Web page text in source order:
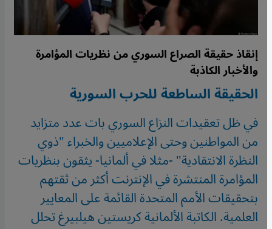
إنقاذ حقيقة الصراع السوري من نظريات المؤامرة
والأخبار الكاذبة
الحقيقة الساطعة للحرب السورية
في ظل تعقيدات النزاع السوري بات عدد متزايد
من المواطنين وحتى الإعلاميين والخبراء "ذوي
النظرة الانتقادية" -مثلا في ألمانيا- يثقون بنظريات
المؤامرة المنتشرة في الإنترنت أكثر من ثقتهم
بتحقيقات الأمم المتحدة القائمة على المعايير
العلمية. الكاتبة الألمانية كريستين هيلبيرغ تحلل